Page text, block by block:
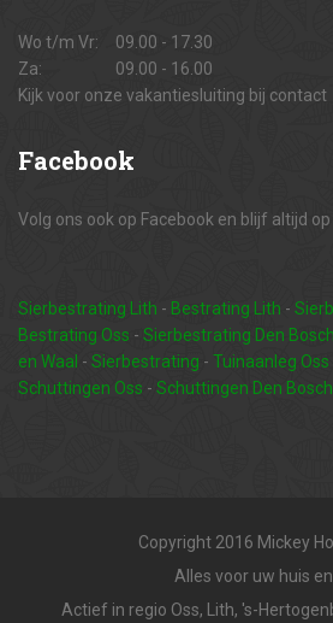
Wo t/m Vr:
09.00 - 17.30
Za:
09.00 - 16.00
Kijk voor onze vakantiesluiting bij contact
Facebook
Volg ons ook op Facebook en blijf altijd
Sierbestrating Lith - Bestrating Lith -
Bestrating Oss - Sierbestrating Den Bosch
en Waal - Sierbestrating - Tuinaanleg Oss
Schuttingen Oss - Schuttingen Den Bosch
Copyright 2016 Mickey
Alles voor uw huis
Actief in regio Oss, Lith, 's-